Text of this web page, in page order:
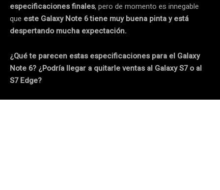
especificaciones finales, pero de momento es innegable
que este Galaxy Note 6 tiene muy buena pinta y está
despertando mucha expectación.
¿Qué te parecen estas especificaciones para el Galaxy
Note 6? ¿Podría llegar a quitarle ventas al Galaxy S7 o al
S7 Edge?